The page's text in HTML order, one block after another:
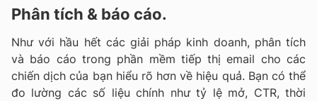
Phân tích & báo cáo.
Như với hầu hết các giải pháp kinh doanh, phân tích
và báo cáo trong phần mềm tiếp thị email cho các
chiến dịch của bạn hiểu rõ hơn về hiệu quả. Bạn có thể
đo lường các số liệu chính như tỷ lệ mở, CTR, thời